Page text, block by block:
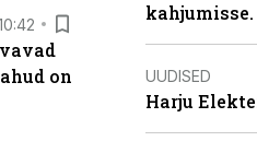
on
UUDISED
Harju